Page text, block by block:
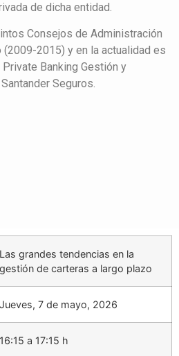
de dicha entidad.
Consejos de Administración
(2009-2015) y en la actualidad es
Banking Gestión y
Seguros.
Las grandes tendencias en la
gestión de carteras a largo plazo
Jueves, 7 de mayo, 2026
16:15 a 17:15 h